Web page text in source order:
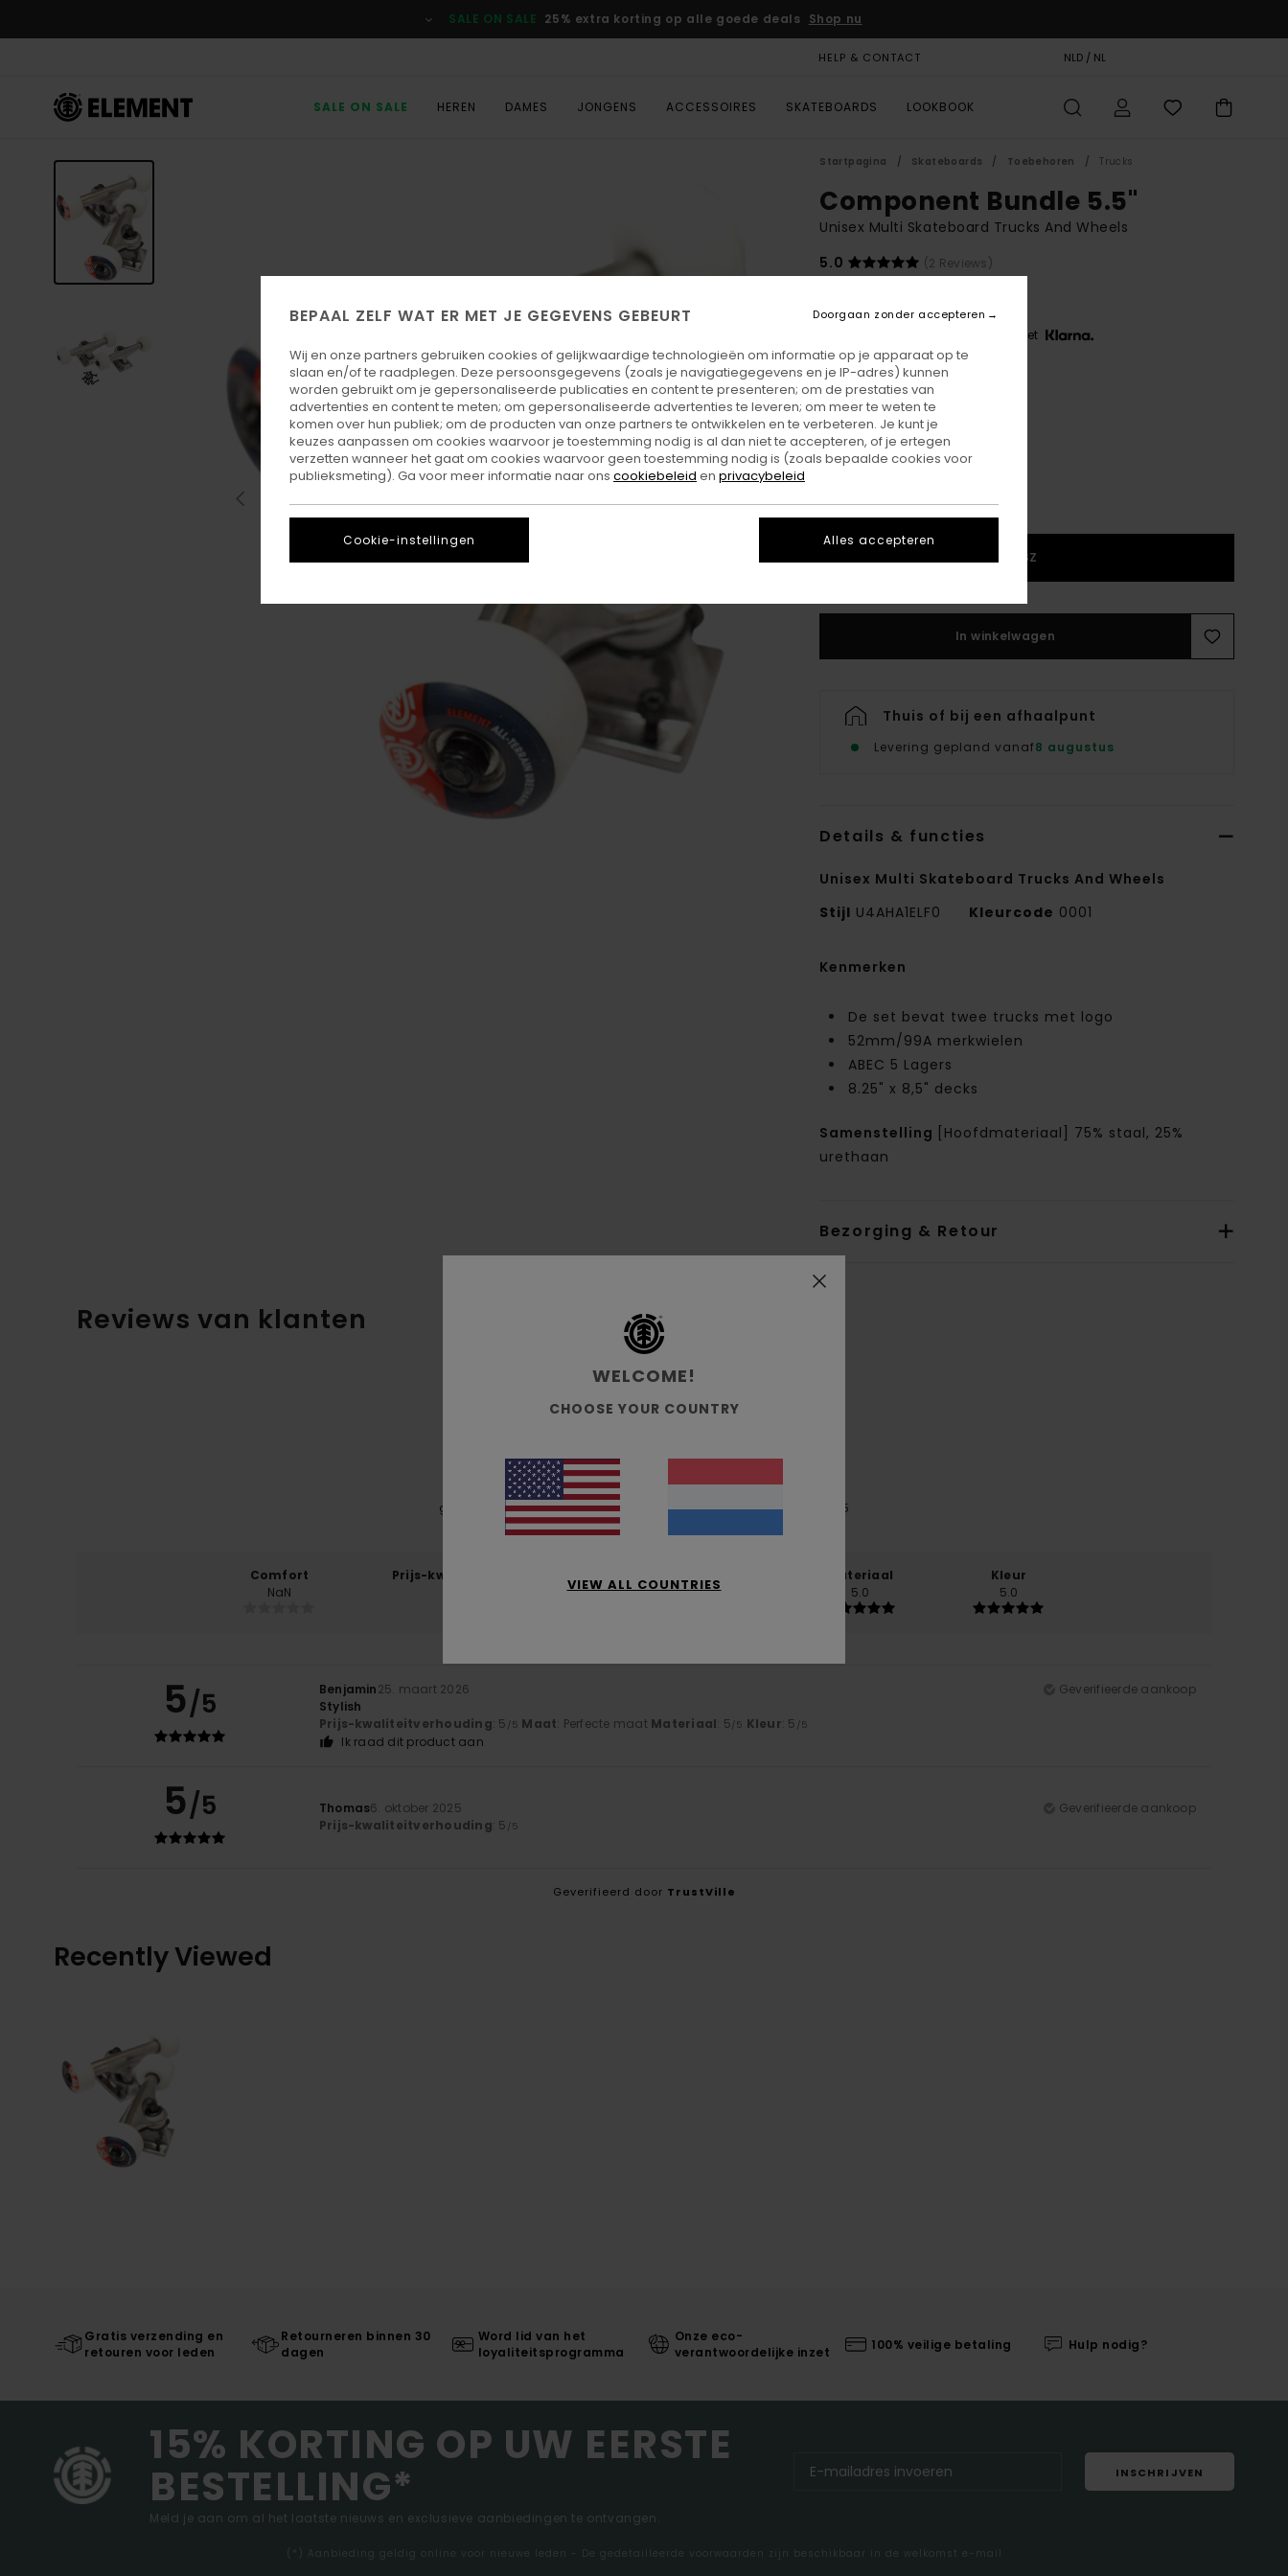
Productinformatie
SALE ON SALE 25% extra korting op alle goede deals Shop nu
HELP & CONTACT NLD / NL
SALE ON SALE HEREN DAMES JONGENS ACCESSOIRES SKATEBOARDS LOOKBOOK
Startpagina Skateboards Toebehoren Trucks
Component Bundle 5.5"
Unisex Multi Skateboard Trucks And Wheels
5.0
(2 Reviews)
Betaal 3 x € 19,67, zonder rente met
Kleur Assorted
1SZ
In winkelwagen
Thuis of bij een afhaalpunt
Levering gepland vanaf8 augustus
Details & functies
Unisex Multi Skateboard Trucks And Wheels
Stijl U4AHA1ELF0 Kleurcode 0001
Kenmerken
De set bevat twee trucks met logo
52mm/99A merkwielen
ABEC 5 Lagers
8.25" x 8,5" decks
Samenstelling
[Hoofdmateriaal] 75% staal, 25%
urethaan
Bezorging & Retour
Reviews van klanten
gebaseerd op2 geverifieerde beoordelingensinds oktober 2025
50% van onze klanten bevelen dit product aan
Comfort
NaN
Prijs-kwaliteitverhouding
Materiaal
5.0
Kleur
5.0
5/5 Benjamin25. maart 2026
Geverifieerde aankoop
Stylish
Prijs-kwaliteitverhouding: 5 /5 Maat: Perfecte maat Materiaal: 5/5 Kleur: 5 /5
Ik raad dit product aan
5/5 Thomas6. oktober 2025
Geverifieerde aankoop
Prijs-kwaliteitverhouding: 5 /5
Geverifieerd door TrustVille
Recently Viewed
Gratis verzending en
retouren voor leden
Retourneren binnen 30
dagen
Word lid van het
loyaliteitsprogramma
Onze eco-
verantwoordelijke inzet
100% veilige betaling Hulp nodig?
15% KORTING OP UW EERSTE
BESTELLING*
Meld je aan om al het laatste nieuws en exclusieve aanbiedingen te ontvangen.
INSCHRIJVEN
(*) Aanbieding geldig online voor nieuwe leden - De gedetailleerde voorwaarden zijn beschikbaar in de welkomst e-mail
WELCOME!
CHOOSE YOUR COUNTRY
VIEW ALL COUNTRIES
BEPAAL ZELF WAT ER MET JE GEGEVENS GEBEURT
Wij en onze partners gebruiken cookies of gelijkwaardige technologieën om informatie op je apparaat op te
slaan en/of te raadplegen. Deze persoonsgegevens (zoals je navigatiegegevens en je IP-adres) kunnen
worden gebruikt om je gepersonaliseerde publicaties en content te presenteren; om de prestaties van
advertenties en content te meten; om gepersonaliseerde advertenties te leveren; om meer te weten te
komen over hun publiek; om de producten van onze partners te ontwikkelen en te verbeteren. Je kunt je
keuzes aanpassen om cookies waarvoor je toestemming nodig is al dan niet te accepteren, of je ertegen
verzetten wanneer het gaat om cookies waarvoor geen toestemming nodig is (zoals bepaalde cookies voor
publieksmeting). Ga voor meer informatie naar ons cookiebeleid en privacybeleid
Cookie-instellingen
Doorgaan zonder accepteren
Alles accepteren